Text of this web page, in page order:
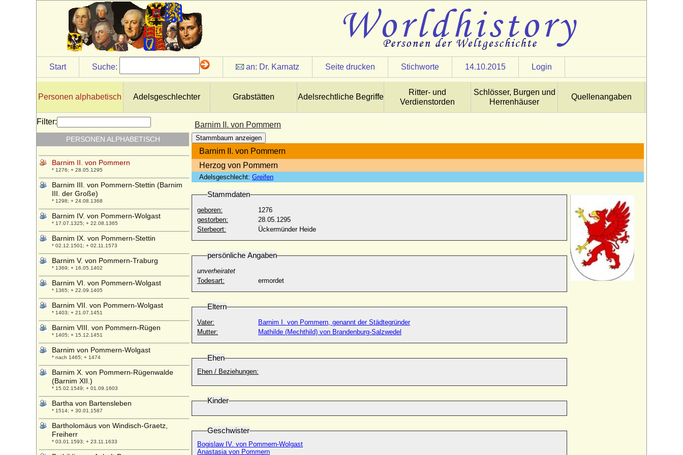
Start Suche: an: Dr. Karnatz Seite drucken Stichworte 14.10.2015 Login
Personen alphabetisch Adelsgeschlechter Grabstätten Adelsrechtliche Begriffe
Ritter- und
Verdienstorden
Schlösser, Burgen und
Herrenhäuser
Quellenangaben
Barnim II. von Pommern
Stammbaum anzeigen
Barnim II. von Pommern
Herzog von Pommern
Adelsgeschlecht: Greifen
Stammdaten
geboren:
1276
gestorben:
28.05.1295
Sterbeort:
Ückermünder Heide
persönliche Angaben
unverheiratet
Todesart:
ermordet
Eltern
Vater:
Barnim I. von Pommern, genannt der Städtegründer
Mutter:
Mathilde (Mechthild) von Brandenburg-Salzwedel
Ehen
Ehen / Beziehungen:
Kinder
Geschwister
Bogislaw IV. von Pommern-Wolgast
Anastasia von Pommern
Filter:
PERSONEN ALPHABETISCH
* vor 1585; + nach 1617
Barbara von Wernsdorff
* 1547; + 21.10.1607
Barbara von Windisch-Graetz
* 1519; + 09.08.1580
Barbara von Württemberg
* 01.09.1892; + 20.04.1971
* 1495; + 02.10.1515
Barnim I. von Pommern, genannt der
Städtegründer
* 1217; + 13.11.1278
Barnim II. von Pommern
* 1276; + 28.05.1295
Barnim III. von Pommern-Stettin (Barnim
III. der Große)
* 1298; + 24.08.1368
Barnim IV. von Pommern-Wolgast
* 17.07.1325; + 22.08.1365
Barnim IX. von Pommern-Stettin
* 02.12.1501; + 02.11.1573
Barnim V. von Pommern-Traburg
* 1369; + 16.05.1402
Barnim VI. von Pommern-Wolgast
* 1365; + 22.09.1405
Barnim VII. von Pommern-Wolgast
* 1403; + 21.07.1451
Barnim VIII. von Pommern-Rügen
* 1405; + 15.12.1451
Barnim von Pommern-Wolgast
* nach 1465; + 1474
Barnim X. von Pommern-Rügenwalde
(Barnim XII.)
* 15.02.1549; + 01.09.1603
Bartha von Bartensleben
* 1514; + 30.01.1587
Bartholomäus von Windisch-Graetz,
Freiherr
* 03.01.1593; + 23.11.1633